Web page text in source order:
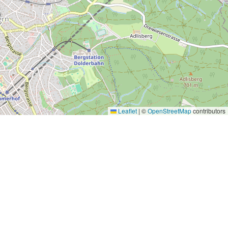
Leaflet | ©OpenStreetMapcontributors